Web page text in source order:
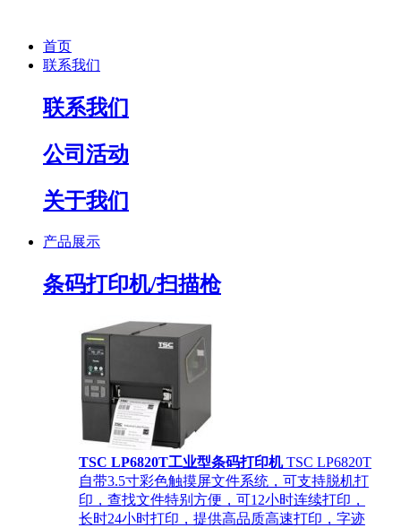
首页
联系我们
联系我们
公司活动
关于我们
产品展示
条码打印机/扫描枪
TSC LP6820T工业型条码打印机 TSC LP6820T
自带3.5寸彩色触摸屏文件系统，可支持脱机打
印，查找文件特别方便，可12小时连续打印，
长时24小时打印，提供高品质高速打印，字迹